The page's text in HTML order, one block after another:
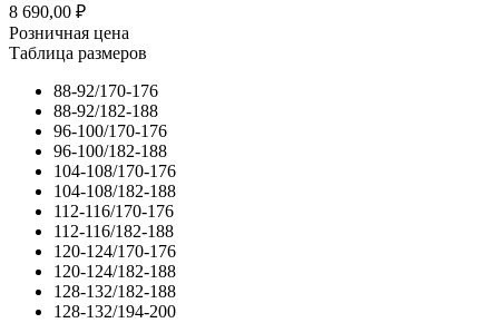
8 690,00 ₽
Розничная цена
Таблица размеров
88-92/170-176
88-92/182-188
96-100/170-176
96-100/182-188
104-108/170-176
104-108/182-188
112-116/170-176
112-116/182-188
120-124/170-176
120-124/182-188
128-132/182-188
128-132/194-200